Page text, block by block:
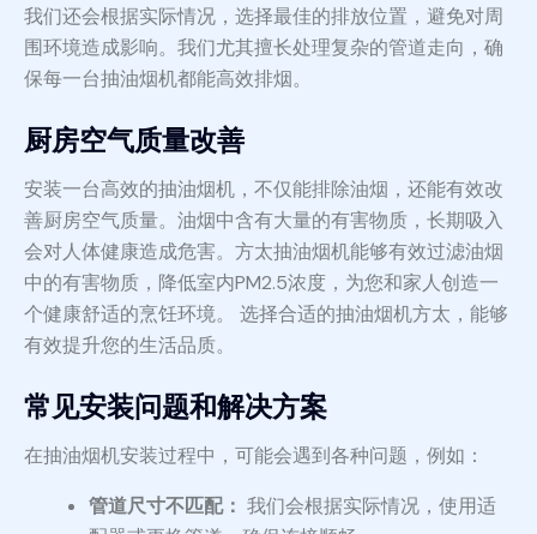
我们还会根据实际情况，选择最佳的排放位置，避免对周
围环境造成影响。我们尤其擅长处理复杂的管道走向，确
保每一台抽油烟机都能高效排烟。
厨房空气质量改善
安装一台高效的抽油烟机，不仅能排除油烟，还能有效改
善厨房空气质量。油烟中含有大量的有害物质，长期吸入
会对人体健康造成危害。方太抽油烟机能够有效过滤油烟
中的有害物质，降低室内PM2.5浓度，为您和家人创造一
个健康舒适的烹饪环境。 选择合适的抽油烟机方太，能够
有效提升您的生活品质。
常见安装问题和解决方案
在抽油烟机安装过程中，可能会遇到各种问题，例如：
管道尺寸不匹配： 我们会根据实际情况，使用适